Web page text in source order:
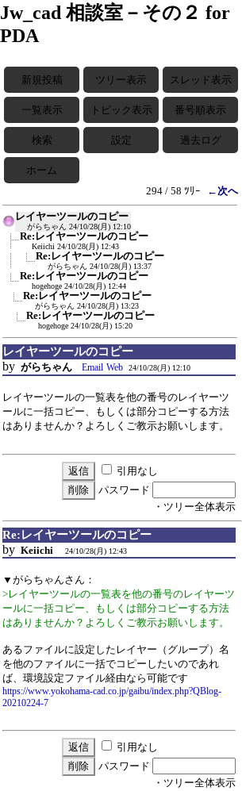
Jw_cad 相談室－その２ for
PDA
新規投稿 ツリー表示 スレッド表示
一覧表示 トピック表示 番号順表示
検索 設定 過去ログ
ホーム
294 / 58 ﾂﾘｰ
←次へ
レイヤーツールのコピー
がらちゃん 24/10/28(月) 12:10
Re:レイヤーツールのコピー
Keiichi 24/10/28(月) 12:43
Re:レイヤーツールのコピー
がらちゃん 24/10/28(月) 13:37
Re:レイヤーツールのコピー
hogehoge 24/10/28(月) 12:44
Re:レイヤーツールのコピー
がらちゃん 24/10/28(月) 13:23
Re:レイヤーツールのコピー
hogehoge 24/10/28(月) 15:20
レイヤーツールのコピー
by がらちゃん Email Web 24/10/28(月) 12:10
レイヤーツールの一覧表を他の番号のレイヤーツ
ールに一括コピー、もしくは部分コピーする方法
はありませんか？よろしくご教示お願いします。
引用なし
パスワード
・ツリー全体表示
Re:レイヤーツールのコピー
by Keiichi 24/10/28(月) 12:43
▼がらちゃんさん：
>レイヤーツールの一覧表を他の番号のレイヤーツ
ールに一括コピー、もしくは部分コピーする方法
はありませんか？よろしくご教示お願いします。
あるファイルに設定したレイヤー（グループ）名
を他のファイルに一括でコピーしたいのであれ
ば、環境設定ファイル経由なら可能です
https://www.yokohama-cad.co.jp/gaibu/index.php?QBlog-
20210224-7
引用なし
パスワード
・ツリー全体表示